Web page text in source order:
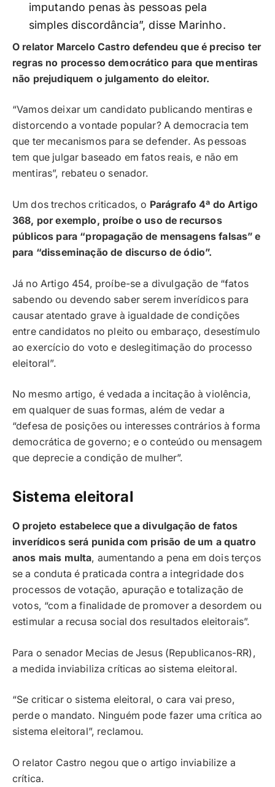
imputando penas às pessoas pela
simples discordância”, disse Marinho.
O relator Marcelo Castro defendeu que é preciso ter
regras no processo democrático para que mentiras
não prejudiquem o julgamento do eleitor.
“Vamos deixar um candidato publicando mentiras e
distorcendo a vontade popular? A democracia tem
que ter mecanismos para se defender. As pessoas
tem que julgar baseado em fatos reais, e não em
mentiras”, rebateu o senador.
Um dos trechos criticados, o Parágrafo 4ª do Artigo
368, por exemplo, proíbe o uso de recursos
públicos para “propagação de mensagens falsas” e
para “disseminação de discurso de ódio”.
Já no Artigo 454, proíbe-se a divulgação de “fatos
sabendo ou devendo saber serem inverídicos para
causar atentado grave à igualdade de condições
entre candidatos no pleito ou embaraço, desestímulo
ao exercício do voto e deslegitimação do processo
eleitoral”.
No mesmo artigo, é vedada a incitação à violência,
em qualquer de suas formas, além de vedar a
“defesa de posições ou interesses contrários à forma
democrática de governo; e o conteúdo ou mensagem
que deprecie a condição de mulher”.
Sistema eleitoral
O projeto estabelece que a divulgação de fatos
inverídicos será punida com prisão de um a quatro
anos mais multa, aumentando a pena em dois terços
se a conduta é praticada contra a integridade dos
processos de votação, apuração e totalização de
votos, “com a finalidade de promover a desordem ou
estimular a recusa social dos resultados eleitorais”.
Para o senador Mecias de Jesus (Republicanos-RR),
a medida inviabiliza críticas ao sistema eleitoral.
“Se criticar o sistema eleitoral, o cara vai preso,
perde o mandato. Ninguém pode fazer uma crítica ao
sistema eleitoral”, reclamou.
O relator Castro negou que o artigo inviabilize a
crítica.